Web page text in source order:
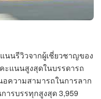
นนรีวิวจากผู้เชี่ยวชาญของ
ะแนนสูงสุดในบรรดารถ
อความสามารถในการลาก
ารบรรทุกสูงสุด 3,959